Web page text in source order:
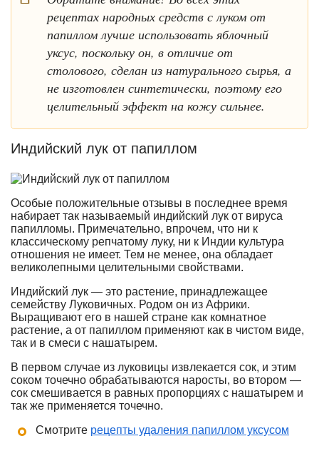
рецептах народных средств с луком от
папиллом лучше использовать яблочный
уксус, поскольку он, в отличие от
столового, сделан из натурального сырья, а
не изготовлен синтетически, поэтому его
целительный эффект на кожу сильнее.
Индийский лук от папиллом
Особые положительные отзывы в последнее время
набирает так называемый индийский лук от вируса
папилломы. Примечательно, впрочем, что ни к
классическому репчатому луку, ни к Индии культура
отношения не имеет. Тем не менее, она обладает
великолепными целительными свойствами.
Индийский лук — это растение, принадлежащее
семейству Луковичных. Родом он из Африки.
Выращивают его в нашей стране как комнатное
растение, а от папиллом применяют как в чистом виде,
так и в смеси с нашатырем.
В первом случае из луковицы извлекается сок, и этим
соком точечно обрабатываются наросты, во втором —
сок смешивается в равных пропорциях с нашатырем и
так же применяется точечно.
Смотрите рецепты удаления папиллом уксусом